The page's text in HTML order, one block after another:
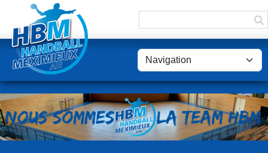
Panneau de gestion des cookies